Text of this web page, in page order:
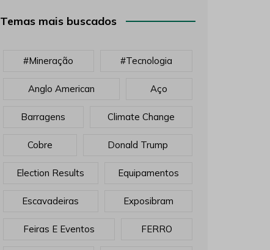
Temas mais buscados
#mineração #tecnologia
Anglo American Aço
Barragens Climate Change
Cobre Donald Trump
Election Results Equipamentos
Escavadeiras Exposibram
Feiras E Eventos FERRO